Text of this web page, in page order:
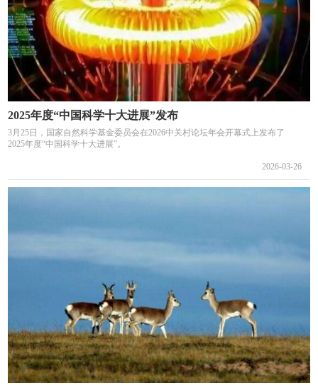
2025年度“中国科学十大进展”发布
3月25日，国家自然科学基金委员会在2026中关村论坛年会开幕式上发布了
2025年度“中国科学十大进展”。
2026-03-26